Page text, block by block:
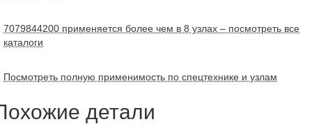
7079844200 применяется более чем в 8 узлах – посмотреть все
каталоги
Посмотреть полную применимость по спецтехнике и узлам
детали